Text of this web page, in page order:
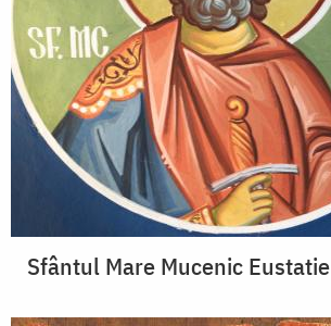
Sfântul Mare Mucenic Eustatie